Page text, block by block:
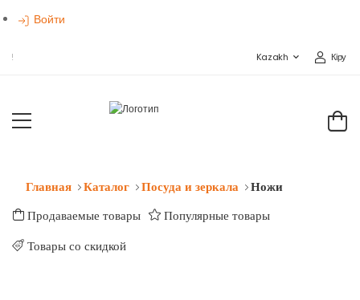
Войти
BMC SALES STORE-ҒА ҚОШ КЕЛДІҢІЗ!
Kazakh Кіру
Главная Каталог Посуда и зеркала Ножи
Продаваемые товары Популярные товары
Товары со скидкой